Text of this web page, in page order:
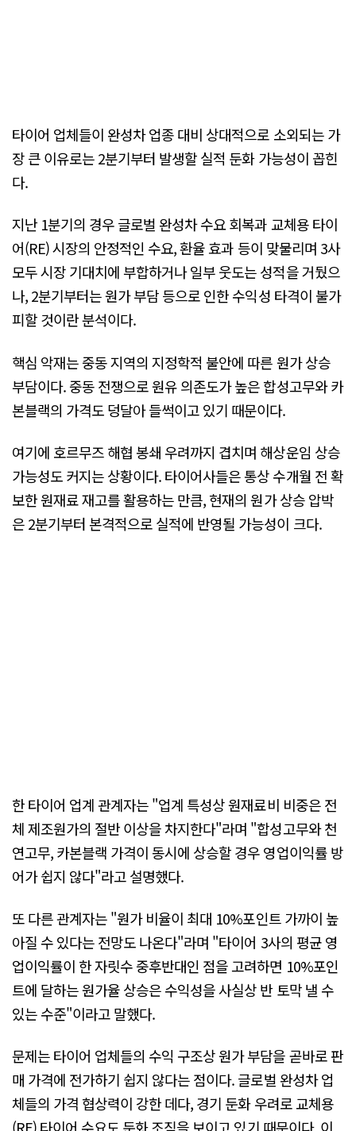
타이어 업체들이 완성차 업종 대비 상대적으로 소외되는 가
장 큰 이유로는 2분기부터 발생할 실적 둔화 가능성이 꼽힌
다.
지난 1분기의 경우 글로벌 완성차 수요 회복과 교체용 타이
어(RE) 시장의 안정적인 수요, 환율 효과 등이 맞물리며 3사
모두 시장 기대치에 부합하거나 일부 웃도는 성적을 거뒀으
나, 2분기부터는 원가 부담 등으로 인한 수익성 타격이 불가
피할 것이란 분석이다.
핵심 악재는 중동 지역의 지정학적 불안에 따른 원가 상승
부담이다. 중동 전쟁으로 원유 의존도가 높은 합성고무와 카
본블랙의 가격도 덩달아 들썩이고 있기 때문이다.
여기에 호르무즈 해협 봉쇄 우려까지 겹치며 해상운임 상승
가능성도 커지는 상황이다. 타이어사들은 통상 수개월 전 확
보한 원재료 재고를 활용하는 만큼, 현재의 원가 상승 압박
은 2분기부터 본격적으로 실적에 반영될 가능성이 크다.
한 타이어 업계 관계자는 "업계 특성상 원재료비 비중은 전
체 제조원가의 절반 이상을 차지한다"라며 "합성고무와 천
연고무, 카본블랙 가격이 동시에 상승할 경우 영업이익률 방
어가 쉽지 않다"라고 설명했다.
또 다른 관계자는 "원가 비율이 최대 10%포인트 가까이 높
아질 수 있다는 전망도 나온다"라며 "타이어 3사의 평균 영
업이익률이 한 자릿수 중후반대인 점을 고려하면 10%포인
트에 달하는 원가율 상승은 수익성을 사실상 반 토막 낼 수
있는 수준"이라고 말했다.
문제는 타이어 업체들의 수익 구조상 원가 부담을 곧바로 판
매 가격에 전가하기 쉽지 않다는 점이다. 글로벌 완성차 업
체들의 가격 협상력이 강한 데다, 경기 둔화 우려로 교체용